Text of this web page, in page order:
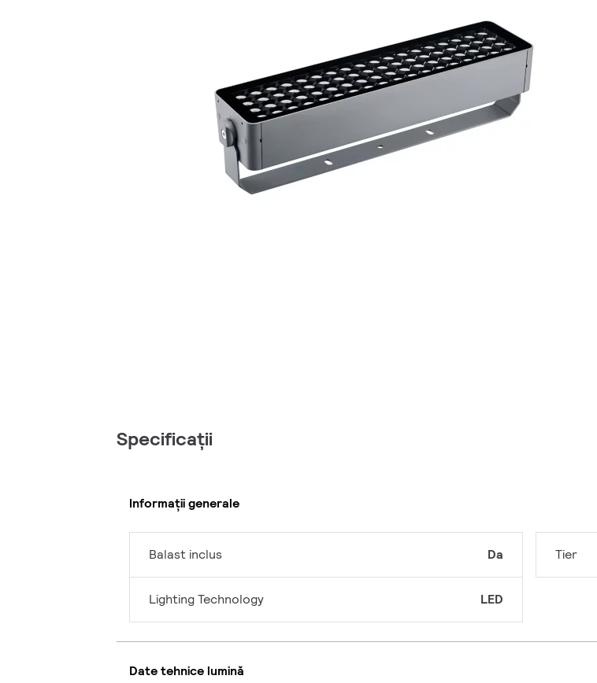
Specificații
Informații generale
Balast inclus Da
Lighting Technology LED
Tier
Date tehnice lumină